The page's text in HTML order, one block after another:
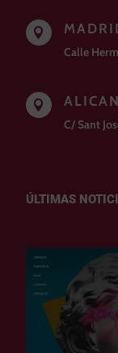

Calle

C/ Sant
ÚLTIMAS